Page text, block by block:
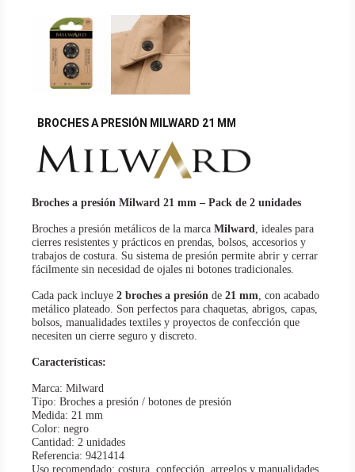
BROCHES A PRESIÓN MILWARD 21 MM
Broches a presión Milward 21 mm – Pack de 2 unidades
Broches a presión metálicos de la marca Milward, ideales para
cierres resistentes y prácticos en prendas, bolsos, accesorios y
trabajos de costura. Su sistema de presión permite abrir y cerrar
fácilmente sin necesidad de ojales ni botones tradicionales.
Cada pack incluye 2 broches a presión de 21 mm, con acabado
metálico plateado. Son perfectos para chaquetas, abrigos, capas,
bolsos, manualidades textiles y proyectos de confección que
necesiten un cierre seguro y discreto.
Características:
Marca: Milward
Tipo: Broches a presión / botones de presión
Medida: 21 mm
Color: negro
Cantidad: 2 unidades
Referencia: 9421414
Uso recomendado: costura, confección, arreglos y manualidades